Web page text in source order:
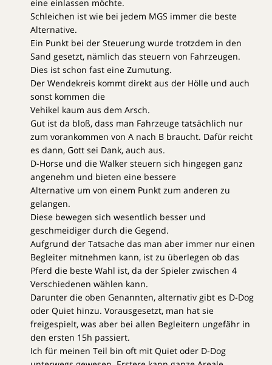
eine einlassen möchte.
Schleichen ist wie bei jedem MGS immer die beste
Alternative.
Ein Punkt bei der Steuerung wurde trotzdem in den
Sand gesetzt, nämlich das steuern von Fahrzeugen.
Dies ist schon fast eine Zumutung.
Der Wendekreis kommt direkt aus der Hölle und auch
sonst kommen die
Vehikel kaum aus dem Arsch.
Gut ist da bloß, dass man Fahrzeuge tatsächlich nur
zum vorankommen von A nach B braucht. Dafür reicht
es dann, Gott sei Dank, auch aus.
D-Horse und die Walker steuern sich hingegen ganz
angenehm und bieten eine bessere
Alternative um von einem Punkt zum anderen zu
gelangen.
Diese bewegen sich wesentlich besser und
geschmeidiger durch die Gegend.
Aufgrund der Tatsache das man aber immer nur einen
Begleiter mitnehmen kann, ist zu überlegen ob das
Pferd die beste Wahl ist, da der Spieler zwischen 4
Verschiedenen wählen kann.
Darunter die oben Genannten, alternativ gibt es D-Dog
oder Quiet hinzu. Vorausgesetzt, man hat sie
freigespielt, was aber bei allen Begleitern ungefähr in
den ersten 15h passiert.
Ich für meinen Teil bin oft mit Quiet oder D-Dog